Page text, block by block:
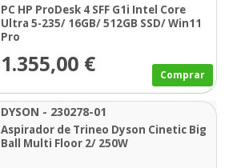
PC HP ProDesk 4 SFF G1i Intel Core
Ultra 5-235/ 16GB/ 512GB SSD/ Win11
Pro
1.355,00 € Comprar
DYSON - 230278-01
Aspirador de Trineo Dyson Cinetic Big
Ball Multi Floor 2/ 250W